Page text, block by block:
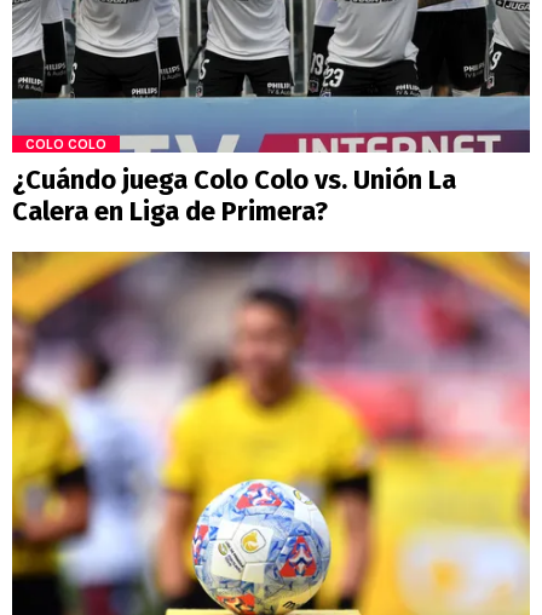
COLO COLO
¿Cuándo juega Colo Colo vs. Unión La
Calera en Liga de Primera?